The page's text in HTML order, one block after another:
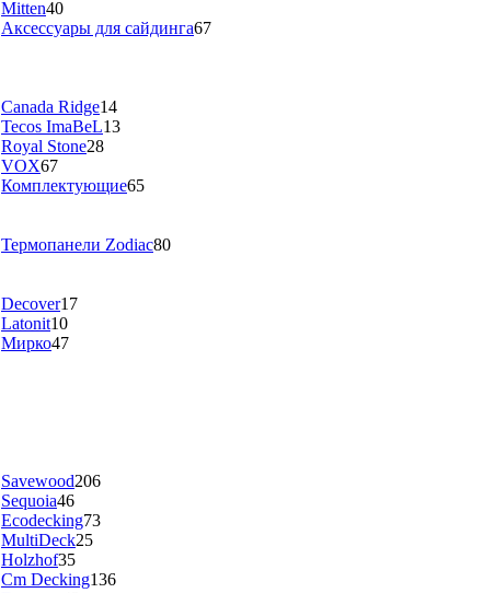
Mitten40
Аксессуары для сайдинга67
Canada Ridge14
Tecos ImaBeL13
Royal Stone28
VOX67
Комплектующие65
Термопанели Zodiac80
Decover17
Latonit10
Мирко47
Savewood206
Sequoia46
Ecodecking73
MultiDeck25
Holzhof35
Cm Decking136